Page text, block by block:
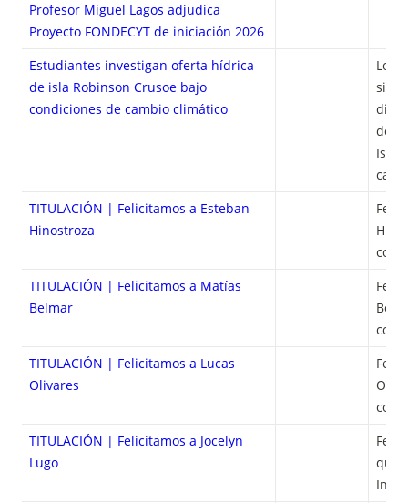
Profesor Miguel Lagos adjudica
Proyecto FONDECYT de iniciación 2026
Estudiantes investigan oferta hídrica
de isla Robinson Crusoe bajo
condiciones de cambio climático
Los
Isla
TITULACIÓN | Felicitamos a Esteban
Hinostroza
TITULACIÓN | Felicitamos a Matías
Belmar
TITULACIÓN | Felicitamos a Lucas
Olivares
TITULACIÓN | Felicitamos a Jocelyn
Lugo